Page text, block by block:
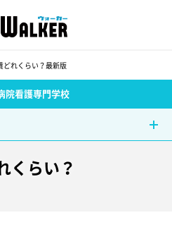
どれくらい？最新版
院看護専門学校
くらい？